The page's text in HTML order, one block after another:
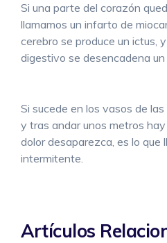
Si una parte del corazón
llamamos un infarto de
cerebro se produce un ictus,
digestivo se desencadena
Si sucede en los vasos de
y tras andar unos metros
dolor desaparezca, es lo que
intermitente.
Artículos